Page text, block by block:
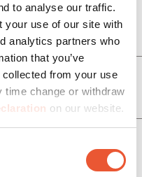
to analyse our traffic.
your use of our site with
analytics partners who
that you’ve
collected from your use
time change or withdraw
on our website.